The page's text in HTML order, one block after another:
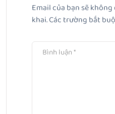
Bệnh phụ khoa sau sinh:
Email của bạn sẽ
khai.Các trường bắt